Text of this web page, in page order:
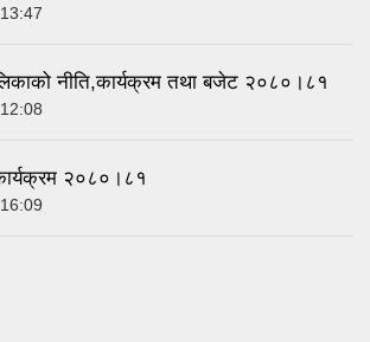
नीति,कार्यक्रम तथा बजेट २०८०।८१
२०८०।८१